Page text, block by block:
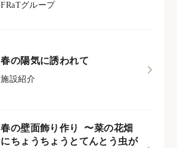
FRaTグループ
春の陽気に誘われて
施設紹介
春の壁面飾り作り 〜菜の花畑
にちょうちょうとてんとう虫が